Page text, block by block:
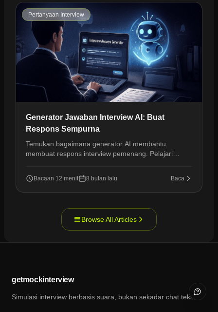
Pertanyaan Interview
Generator Jawaban Interview AI: Buat
Respons Sempurna
Temukan bagaimana generator AI membantu
membuat respons interview pemenang. Pelajari
Bacaan 12 menit 8 bulan lalu Baca
Browse All Articles
getmockinterview
Simulasi interview berbasis suara, bukan sekadar chat teks.Buka